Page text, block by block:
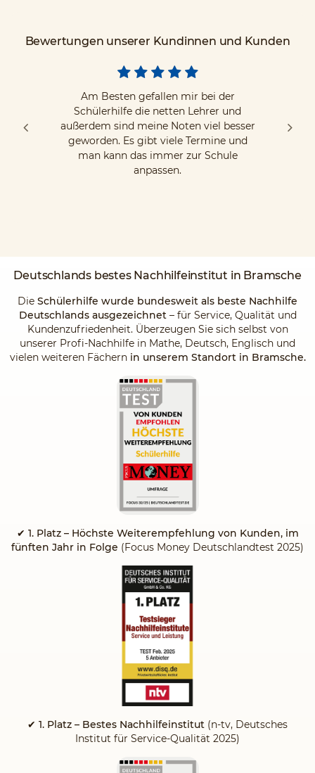
Bewertungen unserer Kundinnen und Kunden
Am Besten gefallen mir bei der
Schülerhilfe die netten Lehrer und
außerdem sind meine Noten viel besser
geworden. Es gibt viele Termine und
man kann das immer zur Schule
anpassen.
Deutschlands bestes Nachhilfeinstitut in Bramsche
Die Schülerhilfe wurde bundesweit als beste Nachhilfe
Deutschlands ausgezeichnet – für Service, Qualität und
Kundenzufriedenheit. Überzeugen Sie sich selbst von
unserer Profi-Nachhilfe in Mathe, Deutsch, Englisch und
vielen weiteren Fächern in unserem Standort in Bramsche.
✔ 1. Platz – Höchste Weiterempfehlung von Kunden, im
fünften Jahr in Folge (Focus Money Deutschlandtest 2025)
✔ 1. Platz – Bestes Nachhilfeinstitut (n-tv, Deutsches
Institut für Service-Qualität 2025)